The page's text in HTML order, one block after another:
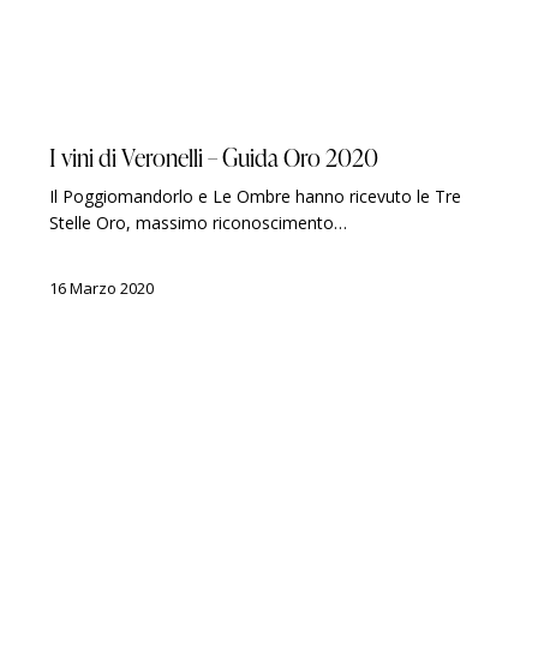
I vini di Veronelli – Guida Oro 2020
Il Poggiomandorlo e Le Ombre hanno ricevuto le Tre
Stelle Oro, massimo riconoscimento…
16 Marzo 2020